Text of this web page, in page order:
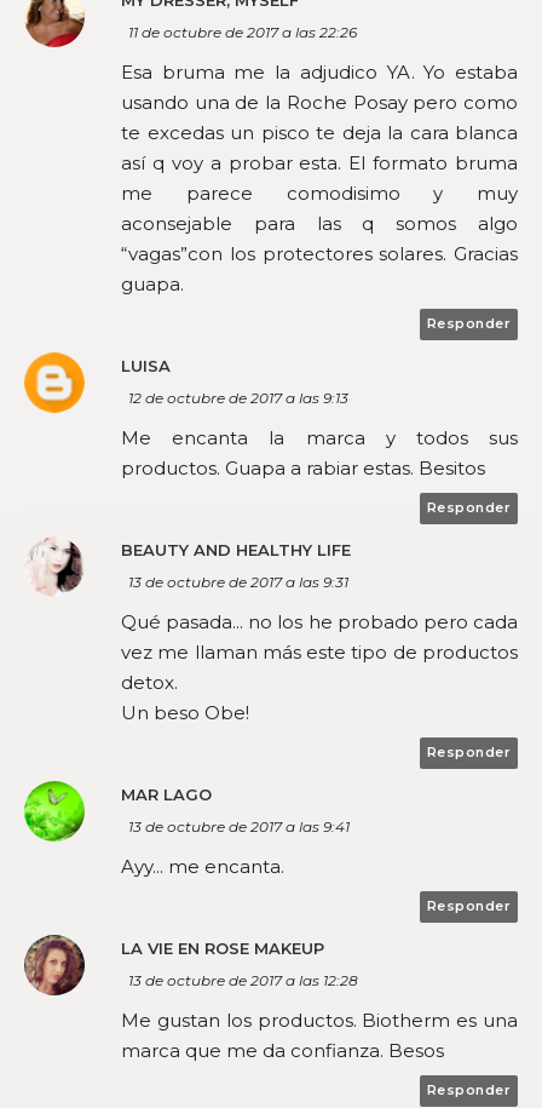
11 de octubre de 2017 a las 22:26
Esa bruma me la adjudico YA. Yo estaba
usando una de la Roche Posay pero como
te excedas un pisco te deja la cara blanca
así q voy a probar esta. El formato bruma
me parece comodisimo y muy
aconsejable para las q somos algo
“vagas”con los protectores solares. Gracias
guapa.
Responder
LUISA
12 de octubre de 2017 a las 9:13
Me encanta la marca y todos sus
productos. Guapa a rabiar estas. Besitos
Responder
BEAUTY AND HEALTHY LIFE
13 de octubre de 2017 a las 9:31
Qué pasada... no los he probado pero cada
vez me llaman más este tipo de productos
detox.
Un beso Obe!
Responder
MAR LAGO
13 de octubre de 2017 a las 9:41
Ayy... me encanta.
Responder
LA VIE EN ROSE MAKEUP
13 de octubre de 2017 a las 12:28
Me gustan los productos. Biotherm es una
marca que me da confianza. Besos
Responder